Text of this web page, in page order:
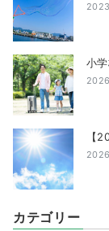
小
【
カテゴリー